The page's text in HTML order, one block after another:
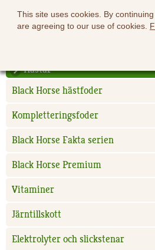
This site uses cookies. By
are agreeing to our use of cookies.
Hästar
Black Horse hästfoder
Kompletteringsfoder
Black Horse Fakta serien
Black Horse Premium
Vitaminer
Järntillskott
Elektrolyter och slickstenar